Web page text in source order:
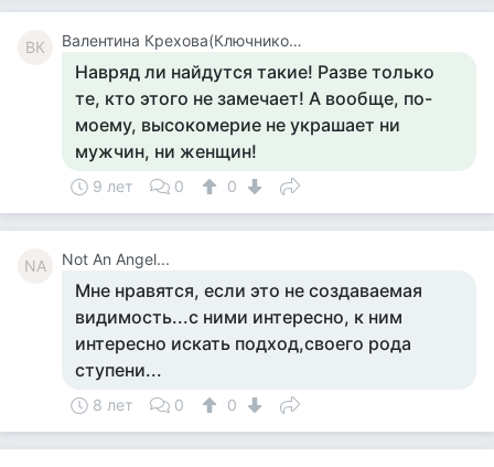
ВК Валентина Крехова(Ключникова)
Навряд ли найдутся такие! Разве только
те, кто этого не замечает! А вообще, по-
моему, высокомерие не украшает ни
мужчин, ни женщин!
9 лет 0 0
NA Not An Angel...
Мне нравятся, если это не создаваемая
видимость...с ними интересно, к ним
интересно искать подход,своего рода
ступени...
8 лет 0 0